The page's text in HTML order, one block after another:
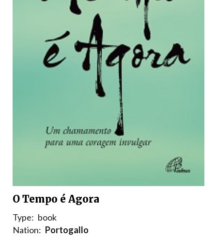
O Tempo é Agora
Type: book
Nation: Portogallo